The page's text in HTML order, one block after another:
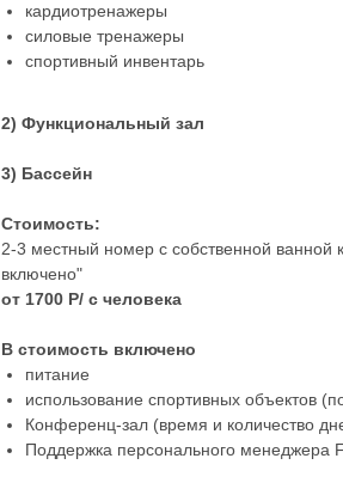
кардиотренажеры
силовые тренажеры
спортивный инвентарь
2) Функциональный зал
3) Бассейн
Стоимость:
2-3 местный номер с собственной ванной
включено"
от 1700 Р/ с человека
В стоимость включено
питание
использование спортивных объектов
Конференц-зал (время и количество
Поддержка персонального менеджера